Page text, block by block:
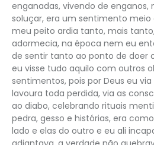
enganadas, vivendo de enganos,
soluçar, era um sentimento meio
meu peito ardia tanto, mais
adormecia, na época nem eu
de sentir tanto ao ponto de doer
eu visse tudo aquilo com outros
sentimentos, pois por Deus eu
lavoura toda perdida, via as
ao diabo, celebrando rituais
pedra, gesso e histórias, era
lado e elas do outro e eu ali